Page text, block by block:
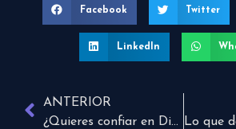
Facebook Twitter
LinkedIn
ANTERIOR
¿Quieres confiar en Dios, pero no logras escuchar su voz?